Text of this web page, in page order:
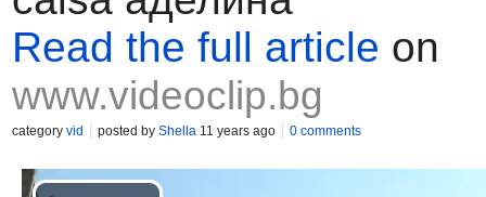
Read the full article on
www.videoclip.bg
category vid posted by Shella 11 years ago 0 comments